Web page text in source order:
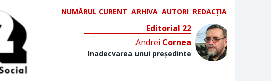
NUMĂRUL CURENT ARHIVA AUTORI REDACȚIA
Editorial 22
Andrei Cornea
Inadecvarea unui președinte